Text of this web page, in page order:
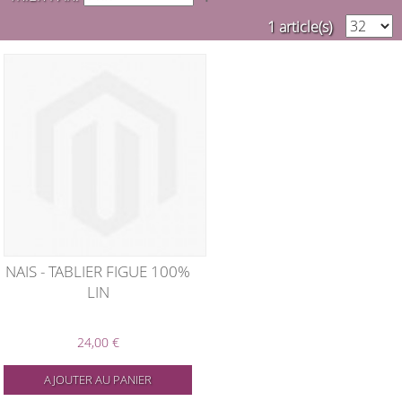
1 article(s)
NAIS - TABLIER FIGUE 100%
LIN
24,00 €
AJOUTER AU PANIER